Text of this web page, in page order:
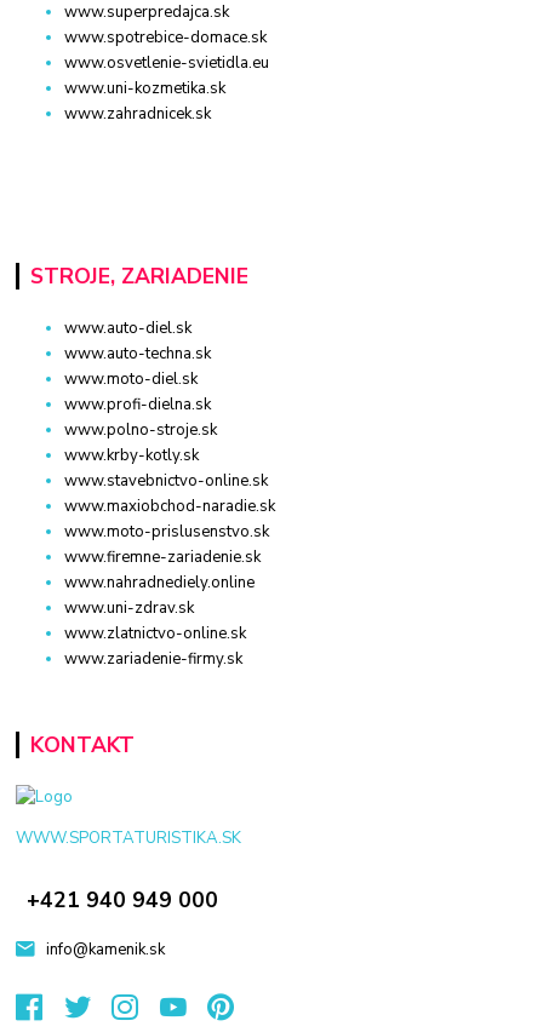
www.superpredajca.sk
www.spotrebice-domace.sk
www.osvetlenie-svietidla.eu
www.uni-kozmetika.sk
www.zahradnicek.sk
STROJE, ZARIADENIE
www.auto-diel.sk
www.auto-techna.sk
www.moto-diel.sk
www.profi-dielna.sk
www.polno-stroje.sk
www.krby-kotly.sk
www.stavebnictvo-online.sk
www.maxiobchod-naradie.sk
www.moto-prislusenstvo.sk
www.firemne-zariadenie.sk
www.nahradnediely.online
www.uni-zdrav.sk
www.zlatnictvo-online.sk
www.zariadenie-firmy.sk
KONTAKT
WWW.SPORTATURISTIKA.SK
+421 940 949 000
info@kamenik.sk